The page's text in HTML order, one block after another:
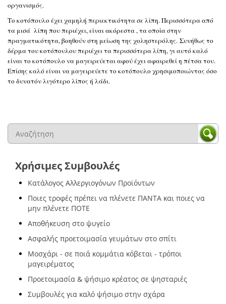
οργανισμός.
Το κοτόπουλο έχει χαμηλή περιεκτικότητα σε λίπη. Περισσότερα από
τα μισά λίπη που περιέχει, είναι ακόρεστα , τα οποία στην
πραγματικότητα, βοηθούν στη μείωση της χοληστερόλης. Συνήθως το
δέρμα του κοτόπουλου περιέχει τα περισσότερα λίπη, γι αυτό καλό
είναι το κοτόπουλο να μαγειρεύεται αφού έχει αφαιρεθεί η πέτσα του.
Επίσης καλό είναι να μαγειρεύετε το κοτόπουλο χρησιμοποιώντας όσο
το δυνατόν λιγότερο λίπος ή λάδι.
Χρήσιμες Συμβουλές
Κατάλογος Αλλεργιογόνων Προϊόντων
Ποιες τροφές πρέπει να πλένετε ΠΑΝΤΑ και ποιες να
μην πλένετε ΠΟΤΕ
Αποθήκευση στο ψυγείο
Ασφαλής προετοιμασία γευμάτων στο σπίτι
Μοσχάρι - σε ποιά κομμάτια κόβεται - τρόποι
μαγειρέματος
Προετοιμασία & ψήσιμο κρέατος σε ψησταριές
Συμβουλές για καλό ψήσιμο στην σχάρα